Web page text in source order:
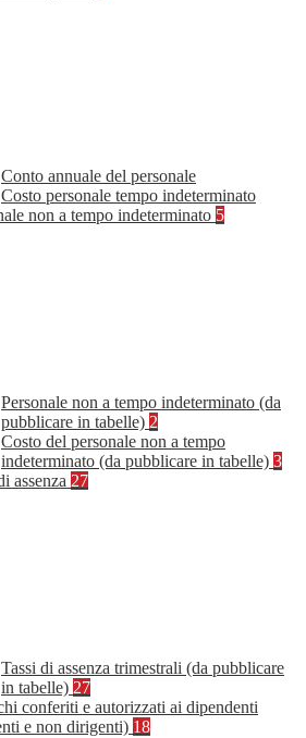
Conto annuale del personale
Costo personale tempo indeterminato
non a tempo indeterminato 5
Personale non a tempo indeterminato (da
pubblicare in tabelle) 2
Costo del personale non a tempo
indeterminato (da pubblicare in tabelle) 3
assenza 27
Tassi di assenza trimestrali (da pubblicare
in tabelle) 27
conferiti e autorizzati ai dipendenti
e non dirigenti) 18